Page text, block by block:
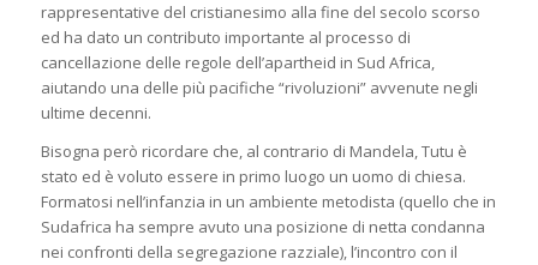
rappresentative del cristianesimo alla fine del secolo scorso
ed ha dato un contributo importante al processo di
cancellazione delle regole dell’apartheid in Sud Africa,
aiutando una delle più pacifiche “rivoluzioni” avvenute negli
ultime decenni.
Bisogna però ricordare che, al contrario di Mandela, Tutu è
stato ed è voluto essere in primo luogo un uomo di chiesa.
Formatosi nell’infanzia in un ambiente metodista (quello che in
Sudafrica ha sempre avuto una posizione di netta condanna
nei confronti della segregazione razziale), l’incontro con il